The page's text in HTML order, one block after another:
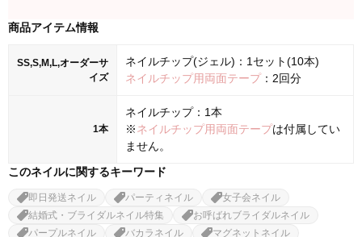
商品アイテム情報
SS,S,M,L,オーダーサ
イズ
ネイルチップ(ジェル)：1セット(10本)
ネイルチップ用両面テープ：2回分
1本
ネイルチップ：1本
※ネイルチップ用両面テープは付属してい
ません。
このネイルに関するキーワード
即日発送ネイル パーティネイル
女子会ネイル
結婚式・ブライダルネイル特集
お呼ばれブライダルネイル
パープルネイル
バカラネイル マグネットネイル